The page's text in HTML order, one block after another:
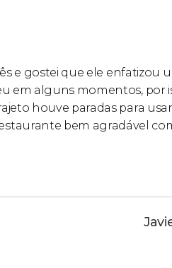
e gostei que ele enfatizou
em alguns momentos, por
houve paradas para
bem agradável